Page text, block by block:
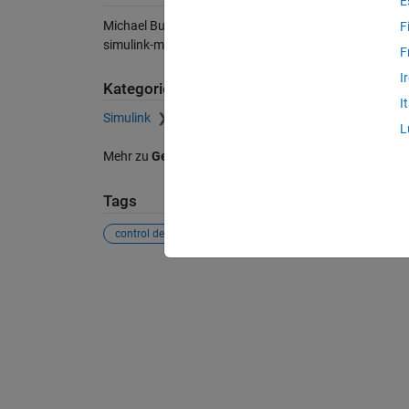
Michael Burke (2026). Simulink Modeling: Buses Best
simulink-modeling-buses-best-practices), MATLAB
Kategorien
Simulink
Mehr zu Get Started with Simulink
Tags
control design